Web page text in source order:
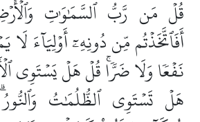
قُلۡ مَن رَّبُّ ٱلسَّمَٰوَٰتِ
أَفَٱتَّخَذۡتُم مِّن دُونِهِۦٓ أَوۡلِيَآءَ
نَفۡعٗا وَلَا ضَرّٗاۚ قُلۡ هَلۡ يَسۡتَوِي
هَلۡ تَسۡتَوِي ٱلظُّلُمَٰتُ